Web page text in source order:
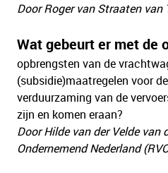
Door Roger van Straaten van
Wat gebeurt er met de
opbrengsten van de
(subsidie)maatregelen voor
verduurzaming van de
zijn en komen eraan?
Door Hilde van der Velde van
Ondernemend Nederland